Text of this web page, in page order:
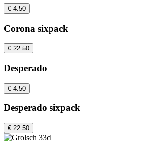
€ 4.50
Corona sixpack
€ 22.50
Desperado
€ 4.50
Desperado sixpack
€ 22.50